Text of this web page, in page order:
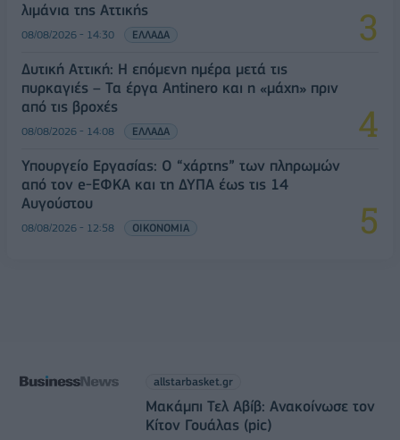
λιμάνια της Αττικής
08/08/2026 - 14:30 ΕΛΛΑΔΑ
Δυτική Αττική: Η επόμενη ημέρα μετά τις
πυρκαγιές – Τα έργα Antinero και η «μάχη» πριν
από τις βροχές
08/08/2026 - 14:08 ΕΛΛΑΔΑ
Υπουργείο Εργασίας: Ο “χάρτης” των πληρωμών
από τον e-ΕΦΚΑ και τη ΔΥΠΑ έως τις 14
Αυγούστου
08/08/2026 - 12:58 ΟΙΚΟΝΟΜΙΑ
allstarbasket.gr
Μακάμπι Τελ Αβίβ: Ανακοίνωσε τον
Κίτον Γουάλας (pic)